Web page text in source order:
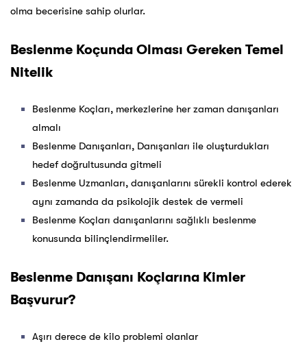
olma becerisine sahip olurlar.
Beslenme Koçunda Olması Gereken Temel
Nitelik
Beslenme Koçları, merkezlerine her zaman danışanları
almalı
Beslenme Danışanları, Danışanları ile oluşturdukları
hedef doğrultusunda gitmeli
Beslenme Uzmanları, danışanlarını sürekli kontrol ederek
aynı zamanda da psikolojik destek de vermeli
Beslenme Koçları danışanlarını sağlıklı beslenme
konusunda bilinçlendirmeliler.
Beslenme Danışanı Koçlarına Kimler
Başvurur?
Aşırı derece de kilo problemi olanlar